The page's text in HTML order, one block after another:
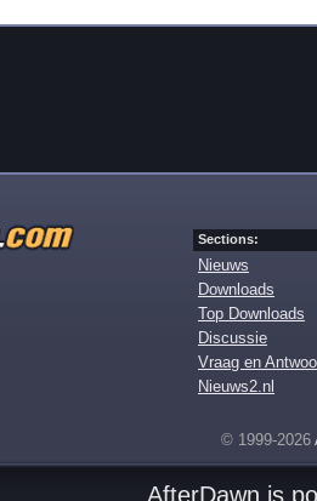
Sections:
Nieuws
Downloads
Top Downloads
Discussie
Vraag en
Nieuws2.nl
© 1999-2026
AfterDawn is